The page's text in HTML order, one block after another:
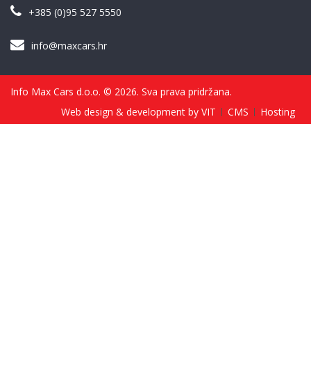
+385 (0)95 527 5550
info@maxcars.hr
Info Max Cars d.o.o. © 2026. Sva prava pridržana.
Web design & development by VIT
CMS Hosting